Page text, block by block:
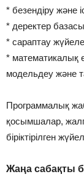
* безендіру және
* деректер
* сараптау
* математикалық
модельдеу және
Программалық
қосымшалар,
біріктірілген
Жаңа сабақты